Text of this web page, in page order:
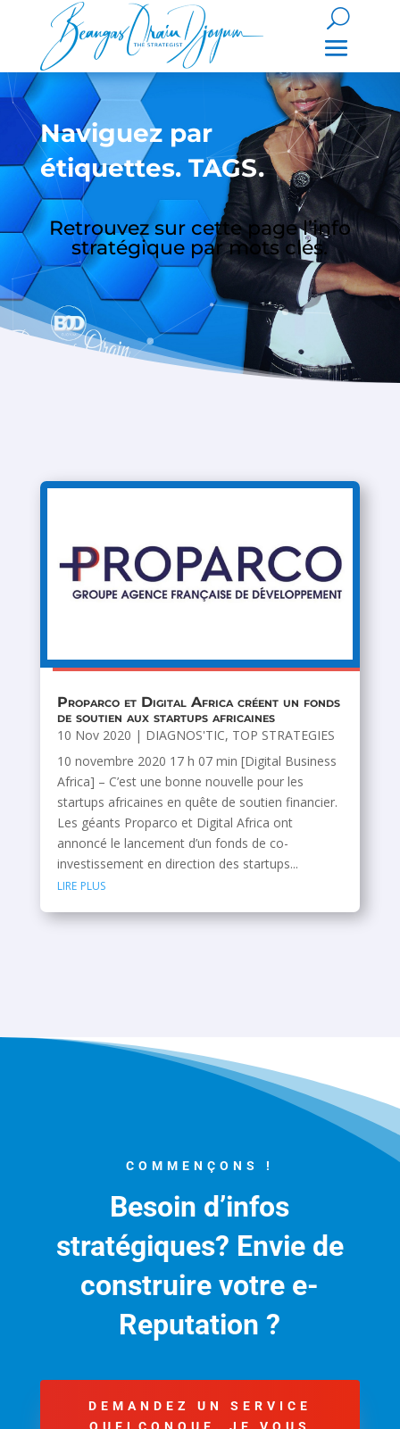
Naviguez par
étiquettes. TAGS.
Retrouvez sur cette page l’info
stratégique par mots clés.
Proparco et Digital Africa créent un fonds
de soutien aux startups africaines
10 Nov 2020 | DIAGNOS'TIC, TOP STRATEGIES
10 novembre 2020 17 h 07 min [Digital Business
Africa] – C’est une bonne nouvelle pour les
startups africaines en quête de soutien financier.
Les géants Proparco et Digital Africa ont
annoncé le lancement d’un fonds de co-
investissement en direction des startups...
lire plus
COMMENÇONS !
Besoin d’infos
stratégiques? Envie de
construire votre e-
Reputation ?
DEMANDEZ UN SERVICE